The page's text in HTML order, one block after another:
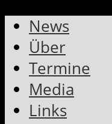
News
Über
Termine
Media
Links